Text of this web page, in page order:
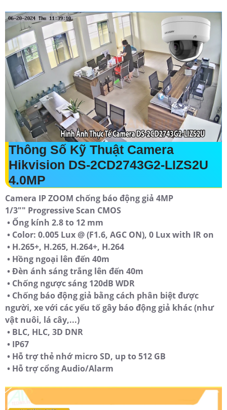
Thông Số Kỹ Thuật Camera
Hikvision DS-2CD2743G2-LIZS2U
4.0MP
Camera IP ZOOM chống báo động giả 4MP
1/3"" Progressive Scan CMOS
• Ống kính 2.8 to 12 mm
• Color: 0.005 Lux @ (F1.6, AGC ON), 0 Lux with IR on
• H.265+, H.265, H.264+, H.264
• Hồng ngoại lên đến 40m
• Đèn ánh sáng trắng lên đến 40m
• Chống ngược sáng 120dB WDR
• Chống báo động giả bằng cách phân biệt được
người, xe với các yếu tố gây báo động giả khác (như
vật nuôi, lá cây,...)
• BLC, HLC, 3D DNR
• IP67
• Hỗ trợ thẻ nhớ micro SD, up to 512 GB
• Hỗ trợ cổng Audio/Alarm